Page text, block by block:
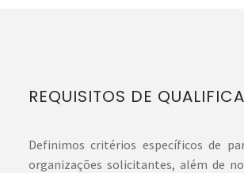
REQUISITOS DE
Definimos critérios específicos de
organizações solicitantes, além de